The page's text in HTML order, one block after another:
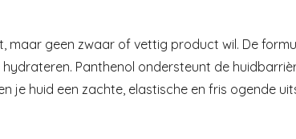
geen zwaar of vettig product wil. De
Panthenol ondersteunt de
je huid een zachte, elastische en fris ogende